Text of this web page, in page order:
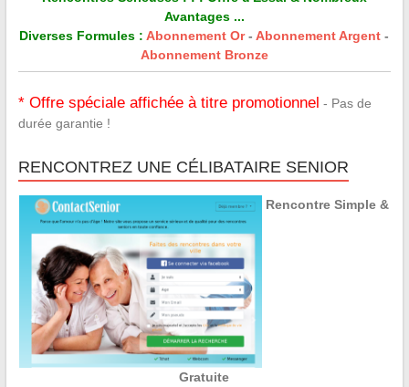
Avantages ...
Diverses Formules : Abonnement Or-Abonnement Argent -
Abonnement Bronze
* Offre spéciale affichée à titre promotionnel - Pas de
durée garantie !
RENCONTREZ UNE CÉLIBATAIRE SENIOR
Rencontre Simple &
Gratuite